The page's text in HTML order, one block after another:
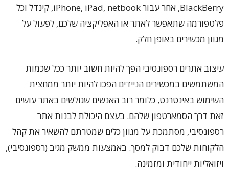
BlackBerry, אחר עבור iPhone, iPad, netbook, קינדל וכל
פלטפורמה שתאפשר לאתר או האפליקציה שלכם, לפעול על
מגוון מכשירים באופן חלק.
עיצוב אתרים רספונסיבי הפך להיות חשוב יותר ככל שכמות
המשתמשים במכשירים הניידים הפכו להיות יותר ממחצית
השימוש באינטרנט, כלומר רוב האנשים שגולשים באתר עושים
זאת דרך הסמארטפון שלהם. בעצם היכולת לבנות אתר
רספונסיבי, מסתמכת על מגוון כלים שמטרתם להשאיר את קהל
הלקוחות שלכם דבוק למסך. באמצעות ממשק מגיב (רספונסיבי),
ויזואליות ייחודית ומזמינה.